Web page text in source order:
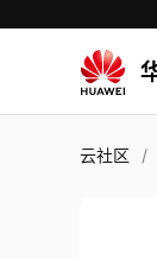
云社区